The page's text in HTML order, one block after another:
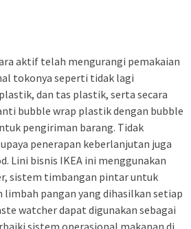
aktif telah mengurangi pemakaian
tokonya seperti tidak lagi
dan tas plastik, serta secara
bubble wrap plastik dengan bubble
pengiriman barang. Tidak
penerapan keberlanjutan juga
Lini bisnis IKEA ini menggunakan
sistem timbangan pintar untuk
limbah pangan yang dihasilkan setiap
watcher dapat digunakan sebagai